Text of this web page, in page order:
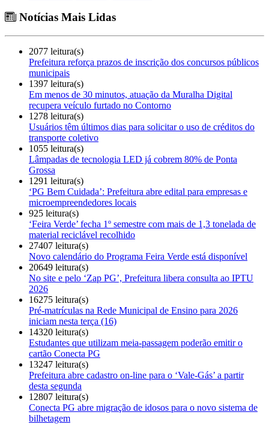
Notícias Mais Lidas
2077 leitura(s)
Prefeitura reforça prazos de inscrição dos concursos públicos
municipais
1397 leitura(s)
Em menos de 30 minutos, atuação da Muralha Digital
recupera veículo furtado no Contorno
1278 leitura(s)
Usuários têm últimos dias para solicitar o uso de créditos do
transporte coletivo
1055 leitura(s)
Lâmpadas de tecnologia LED já cobrem 80% de Ponta
Grossa
1291 leitura(s)
‘PG Bem Cuidada’: Prefeitura abre edital para empresas e
microempreendedores locais
925 leitura(s)
‘Feira Verde’ fecha 1º semestre com mais de 1,3 tonelada de
material reciclável recolhido
27407 leitura(s)
Novo calendário do Programa Feira Verde está disponível
20649 leitura(s)
No site e pelo ‘Zap PG’, Prefeitura libera consulta ao IPTU
2026
16275 leitura(s)
Pré-matrículas na Rede Municipal de Ensino para 2026
iniciam nesta terça (16)
14320 leitura(s)
Estudantes que utilizam meia-passagem poderão emitir o
cartão Conecta PG
13247 leitura(s)
Prefeitura abre cadastro on-line para o ‘Vale-Gás’ a partir
desta segunda
12807 leitura(s)
Conecta PG abre migração de idosos para o novo sistema de
bilhetagem